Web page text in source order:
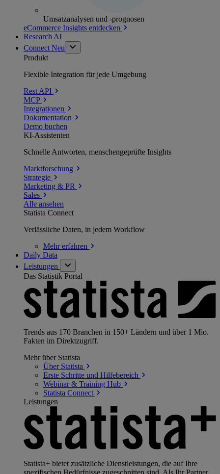
Umsatzanalysen und -prognosen
eCommerce Insights entdecken
Research AI
Connect Neu
Produkt
Flexible Integration für jede Umgebung
Rest API
MCP
Integrationen
Dokumentation
Demo buchen
KI-Assistenten
Schnelle Antworten, menschengeprüfte Insights
Marktforschung
Strategie
Marketing & PR
Sales
Alle ansehen
Statista Connect
Verlässliche Daten, in jedem Workflow
Mehrerfahren
Daily Data
Leistungen
Das Statistik Portal
Trends aus 170 Branchen in 150+ Ländern und über 1 Mio.
Fakten im Direktzugriff.
Mehr über Statista
Über Statista
Erste Schritte und Hilfebereich
Webinar & Training Hub
Statista Connect
Leistungen
Statista+ bietet zusätzliche Dienstleistungen, die auf Ihre
spezifischen Bedürfnisse zugeschnitten sind. Als Ihr Partner